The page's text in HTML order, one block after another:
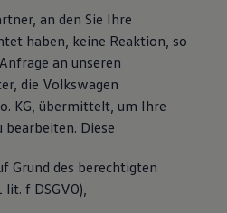
an den Sie Ihre
haben, keine Reaktion, so
an unseren
die Volkswagen
KG, übermittelt, um Ihre
Diese
Grund des berechtigten
f DSGVO),